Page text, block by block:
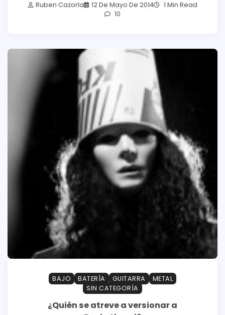
Ruben Cazorla 12 De Mayo De 2014
1 Min Read
10
BAJO BATERÍA GUITARRA
METAL
SIN CATEGORÍA
¿Quién se atreve a versionar a